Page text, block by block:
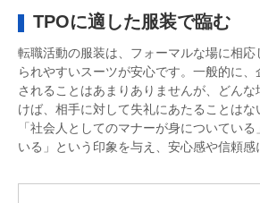
TPOに適した服装で臨む
転職活動の服装は、フォーマルな場に相
られやすいスーツが安心です。一般的に
されることはあまりありませんが、どん
けば、相手に対して失礼にあたることは
「社会人としてのマナーが身についてい
いる」という印象を与え、安心感や信頼感